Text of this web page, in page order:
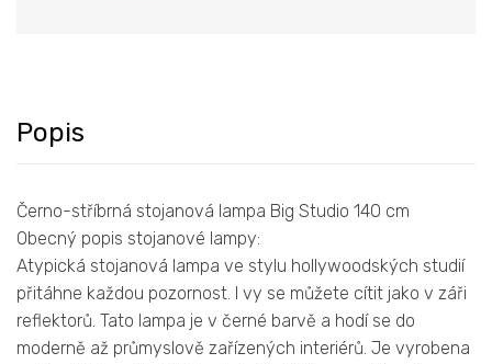
Popis
Černo-stříbrná stojanová lampa Big Studio 140 cm
Obecný popis stojanové lampy:
Atypická stojanová lampa ve stylu hollywoodských studií
přitáhne každou pozornost. I vy se můžete cítit jako v záři
reflektorů. Tato lampa je v černé barvě a hodí se do
moderně až průmyslově zařízených interiérů. Je vyrobena